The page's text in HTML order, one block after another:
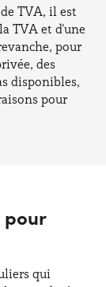
TVA, il est
TVA et d'une
pour
des
disponibles,
pour
qui